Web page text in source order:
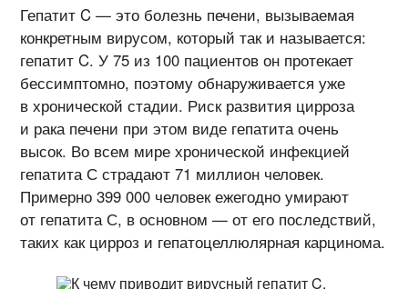
Гепатит C — это болезнь печени, вызываемая
конкретным вирусом, который так и называется:
гепатит C. У 75 из 100 пациентов он протекает
бессимптомно, поэтому обнаруживается уже
в хронической стадии. Риск развития цирроза
и рака печени при этом виде гепатита очень
высок. Во всем мире хронической инфекцией
гепатита С страдают 71 миллион человек.
Примерно 399 000 человек ежегодно умирают
от гепатита С, в основном — от его последствий,
таких как цирроз и гепатоцеллюлярная карцинома.